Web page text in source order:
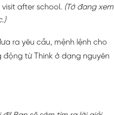
after school. (Tớ đang xem
ra yêu cầu, mệnh lệnh cho
từ Think ở dạng nguyên